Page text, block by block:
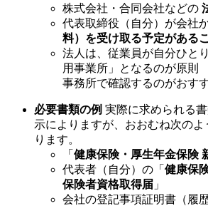
株式会社・合同会社などの
代表取締役（自分）が会社
料）を受け取る予定がある
法人は、従業員が自分ひと
用事業所」となるのが原則
事務所で確認するのがおす
必要書類の例 実際に求められる
示によりますが、おおむね次の
ります。
「 健康保険・厚生年金保険
代表者（自分）の「 健康保
保険者資格取得届 」
会社の登記事項証明書（履